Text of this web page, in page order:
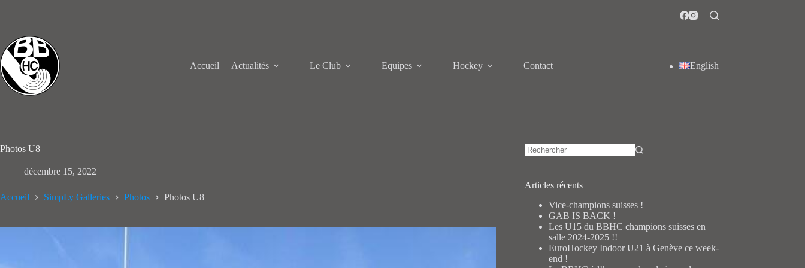
Accueil Actualités Le Club Equipes Hockey Contact English
Photos U8
décembre 15, 2022
Accueil SimpLy Galleries Photos Photos U8
Articles récents
Vice-champions suisses !
GAB IS BACK !
Les U15 du BBHC champions suisses en
salle 2024-2025 !!
EuroHockey Indoor U21 à Genève ce week-
end !